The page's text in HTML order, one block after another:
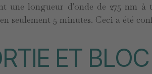
une longueur d'onde de 275 nm
seulement 5 minutes. Ceci a été
ET